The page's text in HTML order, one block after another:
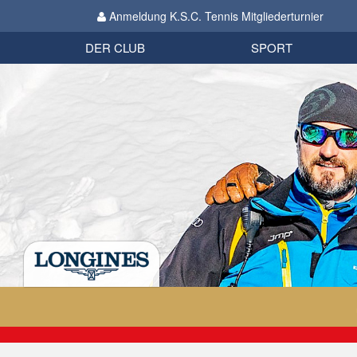
Anmeldung K.S.C. Tennis Mitgliederturnier
DER CLUB
Organisation
SPORT
Biathlon
Datenschutzverordnung 2018
Impressum